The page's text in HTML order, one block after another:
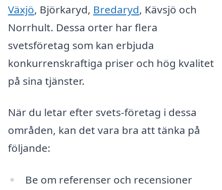
Växjö, Björkaryd, Bredaryd, Kävsjö och
Norrhult. Dessa orter har flera
svetsföretag som kan erbjuda
konkurrenskraftiga priser och hög kvalitet
på sina tjänster.
När du letar efter svets-företag i dessa
områden, kan det vara bra att tänka på
följande:
Be om referenser och recensioner